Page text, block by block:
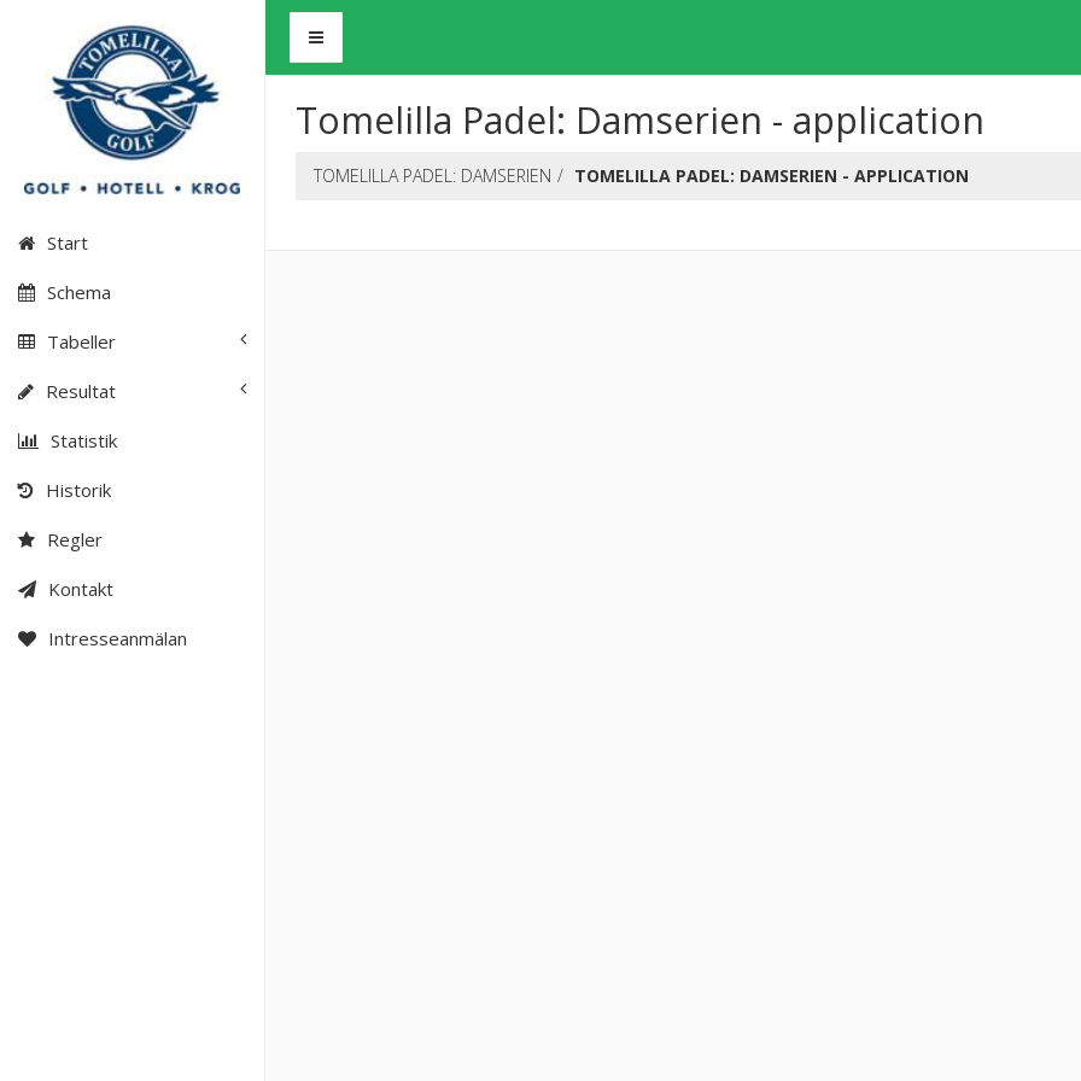
Start
Schema
Tabeller
Resultat
Statistik
Historik
Regler
Kontakt
Intresseanmälan
Tomelilla Padel: Damserien - application
TOMELILLA PADEL: DAMSERIEN TOMELILLA PADEL: DAMSERIEN - APPLICATION